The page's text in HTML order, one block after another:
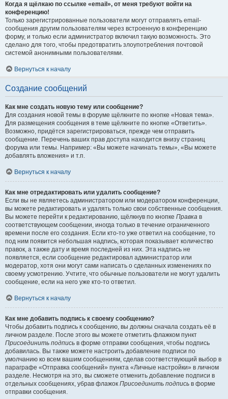
Когда я щёлкаю по ссылке «email», от меня требуют войти на
конференцию!
Только зарегистрированные пользователи могут отправлять email-
сообщения другим пользователям через встроенную в конференцию
форму, и только если администратор включил такую возможность. Это
сделано для того, чтобы предотвратить злоупотребления почтовой
системой анонимными пользователями.
Вернуться к началу
Создание сообщений
Как мне создать новую тему или сообщение?
Для создания новой темы в форуме щёлкните по кнопке «Новая тема».
Для размещения сообщения в теме щёлкните по кнопке «Ответить».
Возможно, придётся зарегистрироваться, прежде чем отправить
сообщение. Перечень ваших прав доступа находится внизу страниц
форума или темы. Например: «Вы можете начинать темы», «Вы можете
добавлять вложения» и т.п.
Вернуться к началу
Как мне отредактировать или удалить сообщение?
Если вы не являетесь администратором или модератором конференции,
вы можете редактировать и удалять только свои собственные сообщения.
Вы можете перейти к редактированию, щёлкнув по кнопке Правка в
соответствующем сообщении, иногда только в течение ограниченного
времени после его создания. Если кто-то уже ответил на сообщение, то
под ним появится небольшая надпись, которая показывает количество
правок, а также дату и время последней из них. Эта надпись не
появляется, если сообщение редактировал администратор или
модератор, хотя они могут сами написать о сделанных изменениях по
своему усмотрению. Учтите, что обычные пользователи не могут удалить
сообщение, если на него уже кто-то ответил.
Вернуться к началу
Как мне добавить подпись к своему сообщению?
Чтобы добавить подпись к сообщению, вы должны сначала создать её в
личном разделе. После этого вы можете отметить флажком пункт
Присоединить подпись в форме отправки сообщения, чтобы подпись
добавилась. Вы также можете настроить добавление подписи по
умолчанию ко всем вашим сообщениям, сделав соответствующий выбор в
параграфе «Отправка сообщений» пункта «Личные настройки» в личном
разделе. Несмотря на это, вы сможете отменить добавление подписи в
отдельных сообщениях, убрав флажок Присоединить подпись в форме
отправки сообщения.